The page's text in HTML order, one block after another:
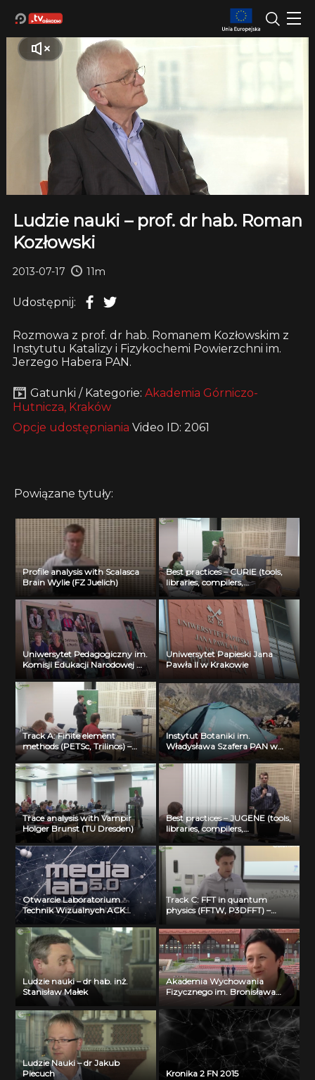
Ludzie nauki – prof. dr hab. Roman
Kozłowski
2013-07-17 11m
Udostępnij:
Rozmowa z prof. dr hab. Romanem Kozłowskim z
Instytutu Katalizy i Fizykochemi Powierzchni im.
Jerzego Habera PAN.
Gatunki / Kategorie: Akademia Górniczo-
Hutnicza, Kraków
Opcje udostępniania Video ID: 2061
Powiązane tytuły:
Profile analysis with Scalasca
Brain Wylie (FZ Juelich)
Best practices – CURIE (tools,
libraries, compilers,
optimization) Jean Noel Richet
(CEA)
Uniwersytet Pedagogiczny im.
Komisji Edukacji Narodowej w
Krakowie
Uniwersytet Papieski Jana
Pawła II w Krakowie
Track A: Finite element
methods (PETSc, Trilinos) –
Michal Merta (VSB-TUO)
Instytut Botaniki im.
Władysława Szafera PAN w
Krakowie
Trace analysis with Vampir
Holger Brunst (TU Dresden)
Best practices – JUGENE (tools,
libraries, compilers,
optimization) Florian Janetzko
(FZ Juelich)
Otwarcie Laboratorium
Technik Wizualnych ACK
Cyfronet AGH
Track C: FFT in quantum
physics (FFTW, P3DFFT) –
Visualization: Bartosz Borucki
(ICM UW)
Ludzie nauki – dr hab. inż.
Stanisław Małek
Akademia Wychowania
Fizycznego im. Bronisława
Czecha w Krakowie
Ludzie Nauki – dr Jakub
Piecuch
Kronika 2 FN 2015